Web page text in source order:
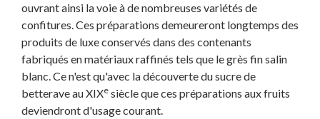
ouvrant ainsi la voie à de nombreuses variétés de
confitures. Ces préparations demeureront longtemps des
produits de luxe conservés dans des contenants
fabriqués en matériaux raffinés tels que le grès fin salin
blanc. Ce n'est qu'avec la découverte du sucre de
betterave au XIXe siècle que ces préparations aux fruits
deviendront d'usage courant.